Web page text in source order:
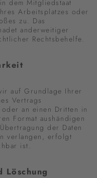
dem Mitgliedstaat
Arbeitsplatzes oder
zu. Das
anderweitiger
Rechtsbehelfe.
auf Grundlage Ihrer
Vertrags
an einen Dritten in
Format aushändigen
der Daten
verlangen, erfolgt
ist.
Löschung